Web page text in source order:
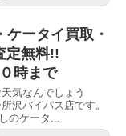
ータイ買取・
定無料!!
時まで
気なんでしょう
沢バイパス店です。
のケータ...